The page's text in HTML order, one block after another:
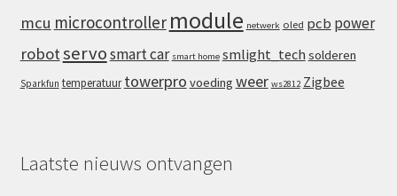
mcu microcontroller module netwerk oled pcb power
robotservosmart car smart home smlight_tech solderen
Sparkfun temperatuur towerpro voeding weer ws2812 Zigbee
Laatste nieuws ontvangen